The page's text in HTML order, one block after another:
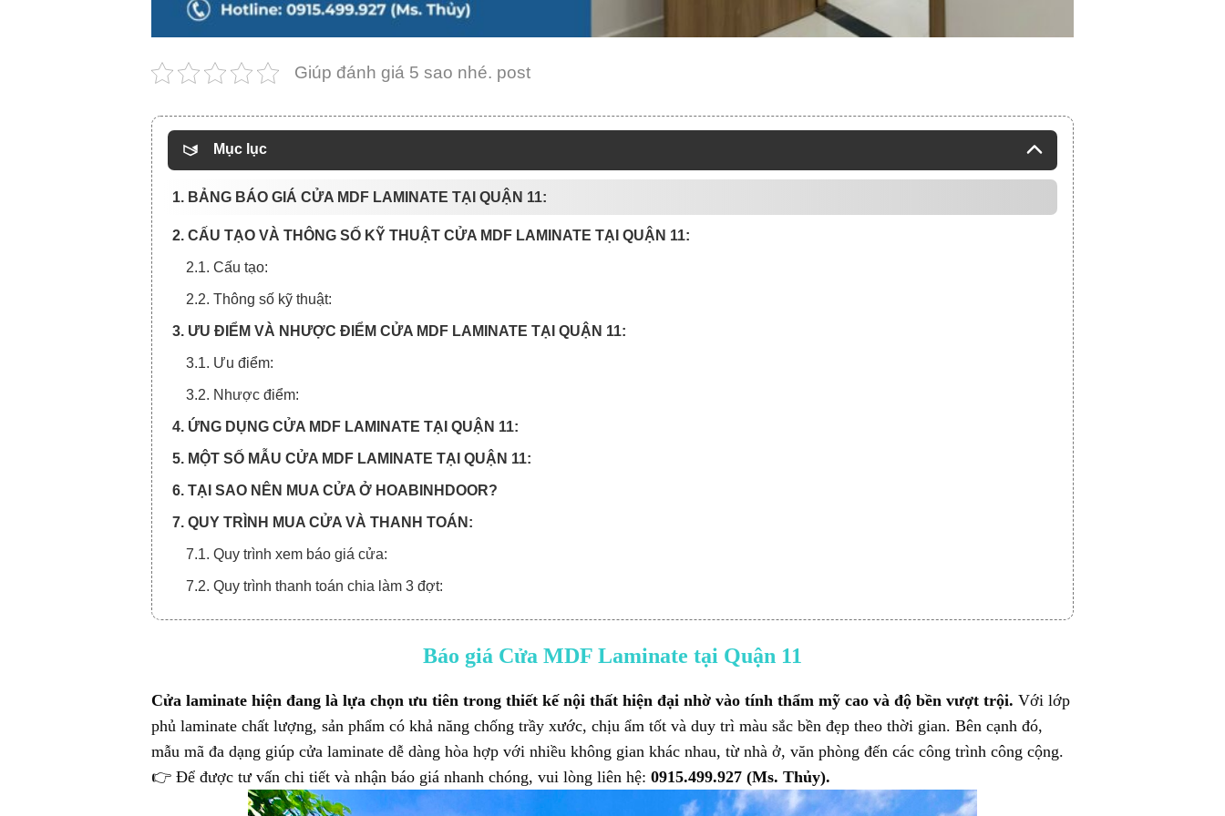
Giúp đánh giá 5 sao nhé. post
Mục lục
1. BẢNG BÁO GIÁ CỬA MDF LAMINATE TẠI QUẬN 11:
2. CẤU TẠO VÀ THÔNG SỐ KỸ THUẬT CỬA MDF LAMINATE TẠI QUẬN 11:
2.1. Cấu tạo:
2.2. Thông số kỹ thuật:
3. ƯU ĐIỂM VÀ NHƯỢC ĐIỂM CỬA MDF LAMINATE TẠI QUẬN 11:
3.1. Ưu điểm:
3.2. Nhược điểm:
4. ỨNG DỤNG CỬA MDF LAMINATE TẠI QUẬN 11:
5. MỘT SỐ MẪU CỬA MDF LAMINATE TẠI QUẬN 11:
6. TẠI SAO NÊN MUA CỬA Ở HOABINHDOOR?
7. QUY TRÌNH MUA CỬA VÀ THANH TOÁN:
7.1. Quy trình xem báo giá cửa:
7.2. Quy trình thanh toán chia làm 3 đợt:
Báo giá Cửa MDF Laminate tại Quận 11
Cửa laminate hiện đang là lựa chọn ưu tiên trong thiết kế nội thất hiện đại nhờ vào tính thẩm mỹ cao và độ bền vượt trội. Với lớp
phủ laminate chất lượng, sản phẩm có khả năng chống trầy xước, chịu ẩm tốt và duy trì màu sắc bền đẹp theo thời gian. Bên cạnh đó,
mẫu mã đa dạng giúp cửa laminate dễ dàng hòa hợp với nhiều không gian khác nhau, từ nhà ở, văn phòng đến các công trình công cộng.
👉 Để được tư vấn chi tiết và nhận báo giá nhanh chóng, vui lòng liên hệ:0915.499.927 (Ms. Thủy).